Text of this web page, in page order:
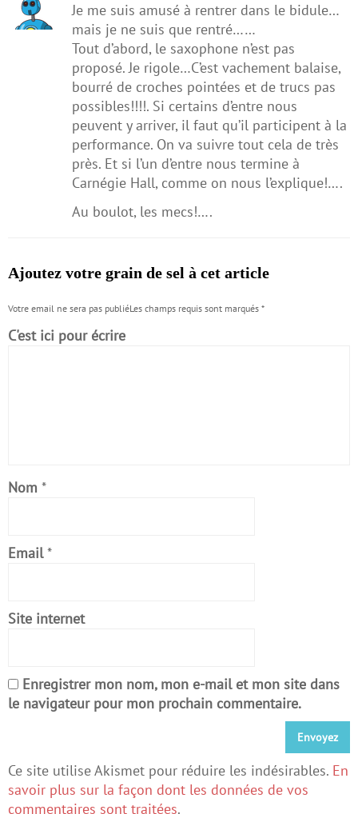
Je me suis amusé à rentrer dans le bidule…
mais je ne suis que rentré……
Tout d’abord, le saxophone n’est pas
proposé. Je rigole…C’est vachement balaise,
bourré de croches pointées et de trucs pas
possibles!!!!. Si certains d’entre nous
peuvent y arriver, il faut qu’il participent à la
performance. On va suivre tout cela de très
près. Et si l’un d’entre nous termine à
Carnégie Hall, comme on nous l’explique!….
Au boulot, les mecs!….
Ajoutez votre grain de sel à cet article
Votre email ne sera pas publiéLes champs requis sont marqués *
C'est ici pour écrire
Nom *
Email *
Site internet
Enregistrer mon nom, mon e-mail et mon site dans
le navigateur pour mon prochain commentaire.
Ce site utilise Akismet pour réduire les indésirables. En
savoir plus sur la façon dont les données de vos
commentaires sont traitées.